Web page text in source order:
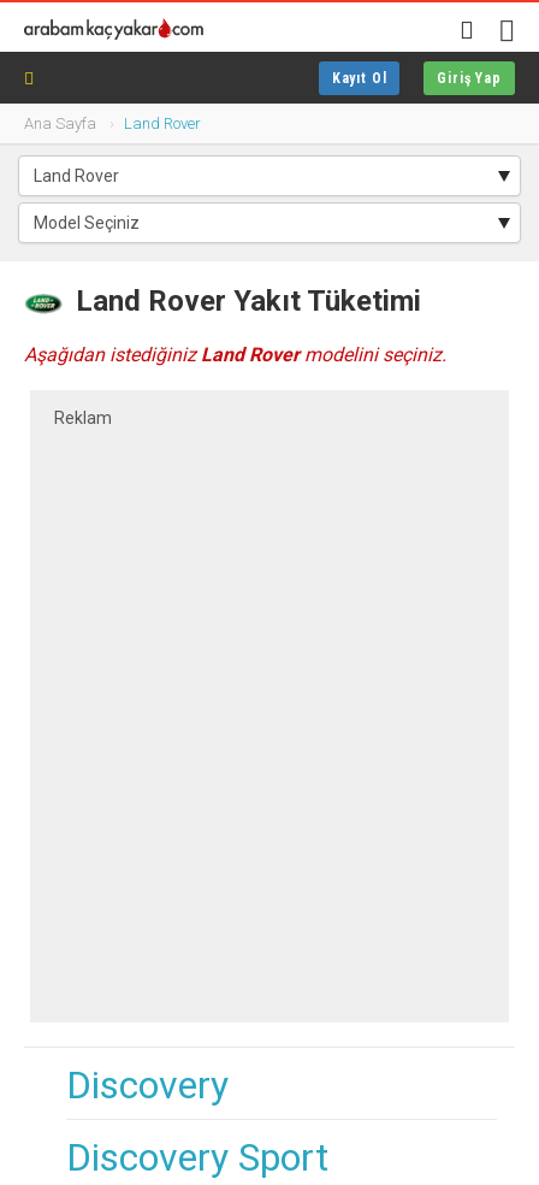
Kayıt Ol Giriş Yap
Ana Sayfa Land Rover
Land Rover Yakıt Tüketimi
Aşağıdan istediğinizLand Rovermodelini seçiniz.
Reklam
Discovery
Discovery Sport